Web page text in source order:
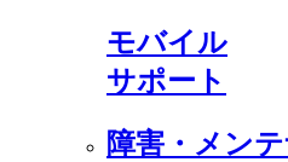
モバイル
サポート
障害・メン